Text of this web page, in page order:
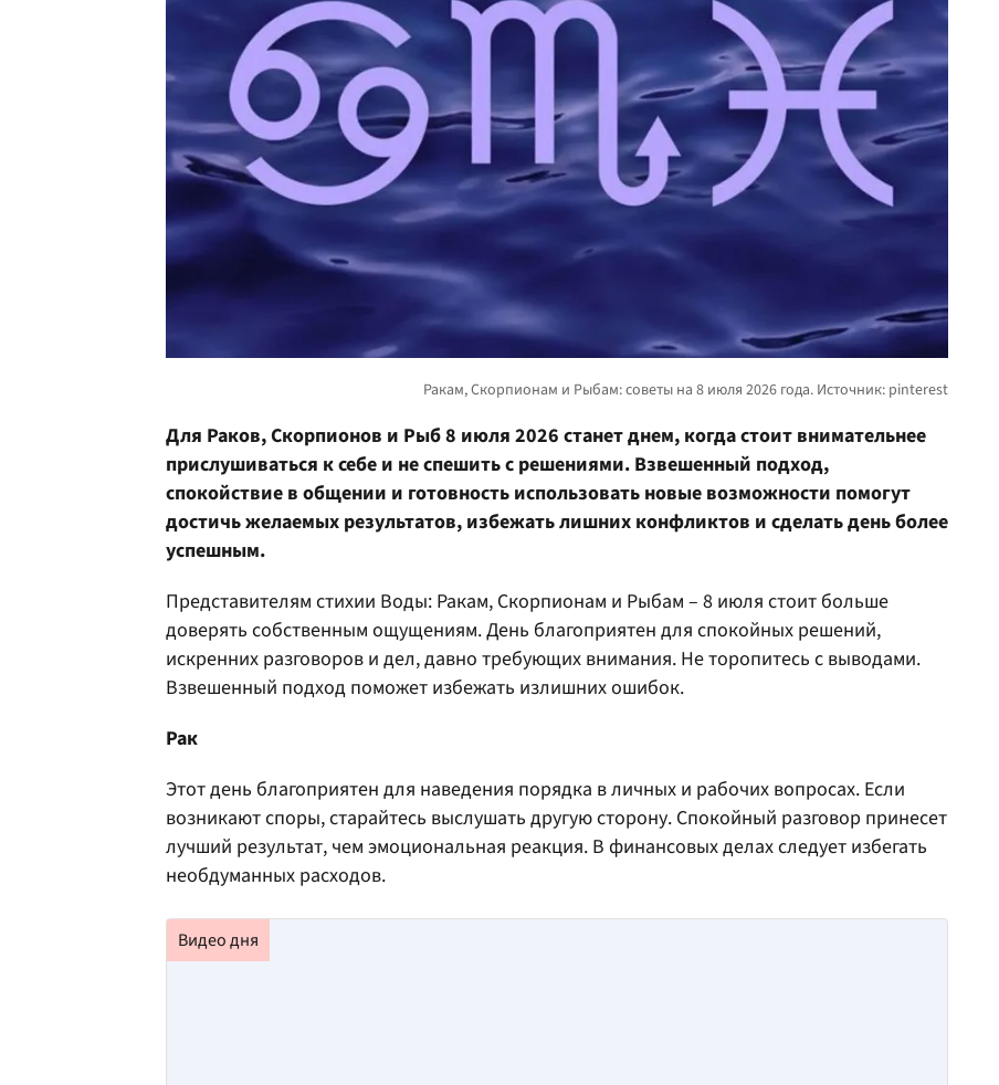
Для Раков, Скорпионов и Рыб 8 июля 2026 станет днем, когда стоит внимательнее
прислушиваться к себе и не спешить с решениями. Взвешенный подход,
спокойствие в общении и готовность использовать новые возможности помогут
достичь желаемых результатов, избежать лишних конфликтов и сделать день более
успешным.
Представителям стихии Воды: Ракам, Скорпионам и Рыбам – 8 июля стоит больше
доверять собственным ощущениям. День благоприятен для спокойных решений,
искренних разговоров и дел, давно требующих внимания. Не торопитесь с выводами.
Взвешенный подход поможет избежать излишних ошибок.
Рак
Этот день благоприятен для наведения порядка в личных и рабочих вопросах. Если
возникают споры, старайтесь выслушать другую сторону. Спокойный разговор принесет
лучший результат, чем эмоциональная реакция. В финансовых делах следует избегать
необдуманных расходов.